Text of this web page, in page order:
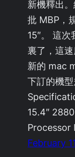
新機釋出
批 MBP，
15″。 這
裏了，這
新的 mac
下訂的機
15.4″
Processor
February